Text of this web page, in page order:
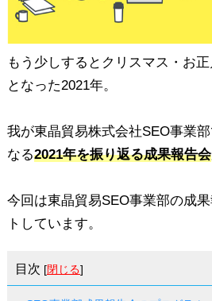
もう少しするとクリスマス・お
となった2021年。
我が東晶貿易株式会社SEO事業
なる2021年を振り返る成果報告会
今回は東晶貿易SEO事業部の成
トしています。
目次 [閉じる]